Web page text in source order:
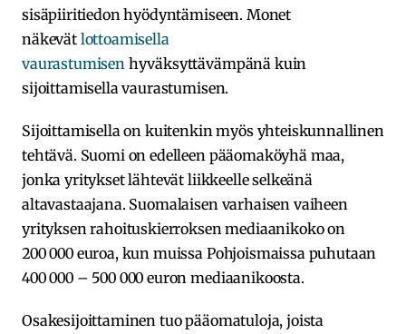
sisäpiiritiedon hyödyntämiseen. Monet
näkevät lottoamisella
vaurastumisen hyväksyttävämpänä kuin
sijoittamisella vaurastumisen.
Sijoittamisella on kuitenkin myös yhteiskunnallinen
tehtävä. Suomi on edelleen pääomaköyhä maa,
jonka yritykset lähtevät liikkeelle selkeänä
altavastaajana. Suomalaisen varhaisen vaiheen
yrityksen rahoituskierroksen mediaanikoko on
200 000 euroa, kun muissa Pohjoismaissa puhutaan
400 000 – 500 000 euron mediaanikoosta.
Osakesijoittaminen tuo pääomatuloja, joista